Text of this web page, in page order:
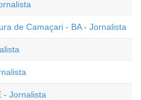
de Camaçari - BA - Jornalista
- Jornalista